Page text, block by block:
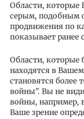
Области, которые
серым, подобным
продвижения по
показывает
Области,
находятся в
становятся
войны”. Вы не
войны, например,
Ваше зрение